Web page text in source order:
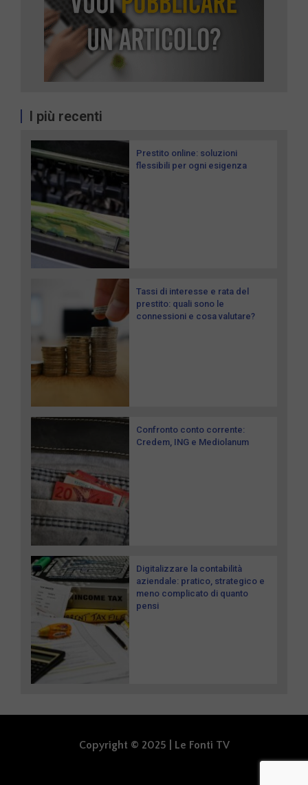
I più recenti
Prestito online: soluzioni
flessibili per ogni esigenza
Tassi di interesse e rata del
prestito: quali sono le
connessioni e cosa valutare?
Confronto conto corrente:
Credem, ING e Mediolanum
Digitalizzare la contabilità
aziendale: pratico, strategico e
meno complicato di quanto
pensi
Copyright © 2025 | Le Fonti TV